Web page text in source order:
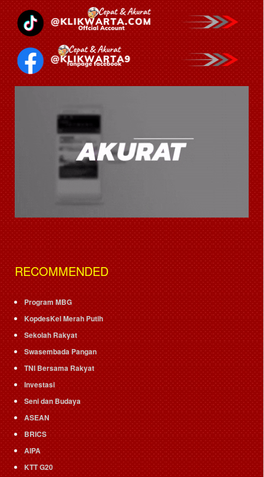
RECOMMENDED
Program MBG
KopdesKel Merah Putih
Sekolah Rakyat
Swasembada Pangan
TNI Bersama Rakyat
Investasi
Seni dan Budaya
ASEAN
BRICS
AIPA
KTT G20